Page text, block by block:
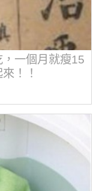
一個月就瘦15
！！